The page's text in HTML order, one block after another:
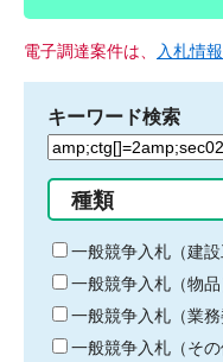
電子調達案件は、 入札情
キーワード検索
検
る
キ
ー
ワ
ー
ド
種類
一般競争入札（建設
一般競争入札（物品
一般競争入札（業務
一般競争入札（その